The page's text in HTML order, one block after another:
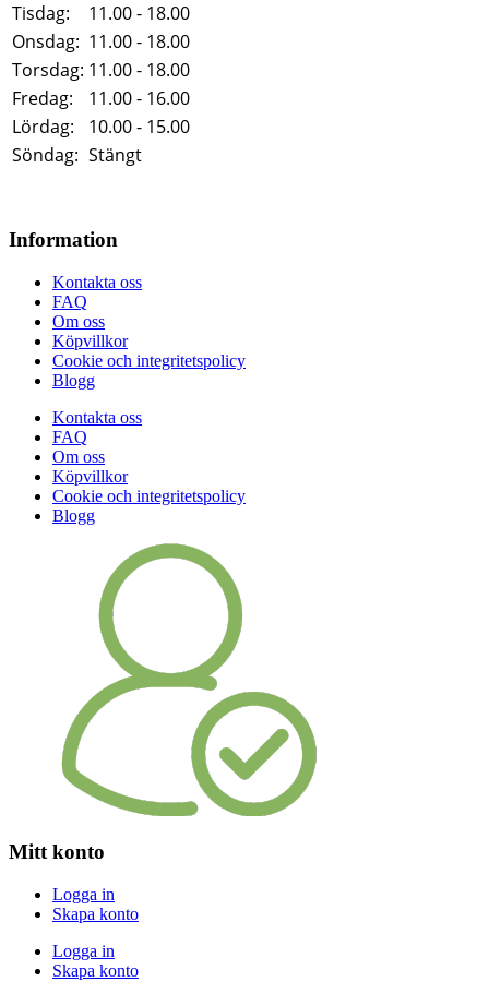
Tisdag:
11.00 - 18.00
Onsdag: 11.00 - 18.00
Torsdag: 11.00 - 18.00
Fredag:
11.00 - 16.00
Lördag:
10.00 - 15.00
Söndag: Stängt
Information
Kontakta oss
FAQ
Om oss
Köpvillkor
Cookie och integritetspolicy
Blogg
Kontakta oss
FAQ
Om oss
Köpvillkor
Cookie och integritetspolicy
Blogg
Mitt konto
Logga in
Skapa konto
Logga in
Skapa konto